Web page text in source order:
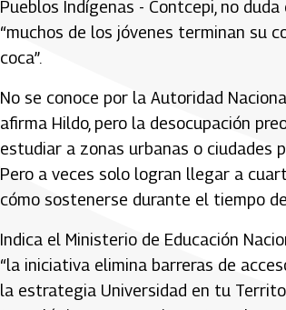
Pueblos Indígenas - Contcepi, no
“muchos de los jóvenes terminan su
coca”.
No se conoce por la Autoridad
afirma Hildo, pero la desocupación
estudiar a zonas urbanas o ciudades
Pero a veces solo logran llegar a
cómo sostenerse durante el tiempo
Indica el Ministerio de Educación
“la iniciativa elimina barreras de
la estrategia Universidad en tu